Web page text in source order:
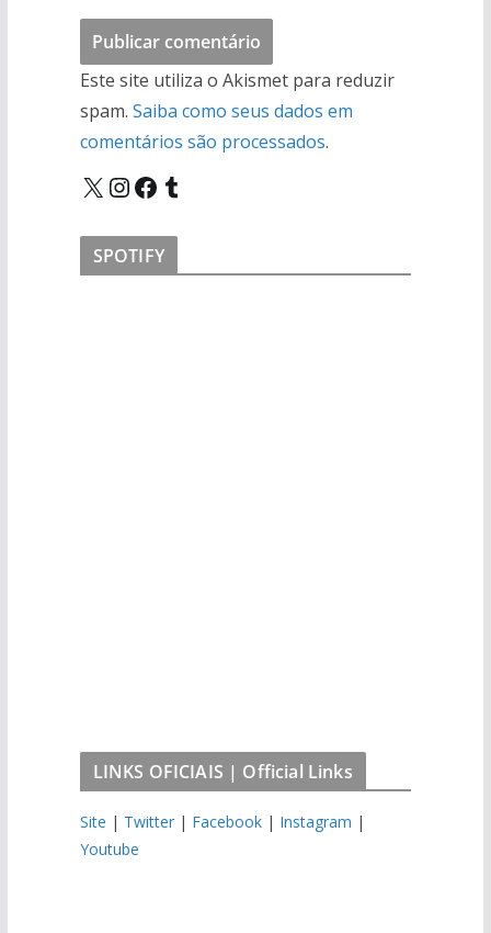
Este site utiliza o Akismet para reduzir
spam. Saiba como seus dados em
comentários são processados.
X InstagramFacebook Tumblr
SPOTIFY
LINKS OFICIAIS | Official Links
Site | Twitter| Facebook| Instagram |
Youtube